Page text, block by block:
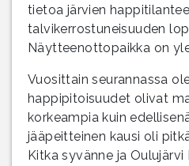
tietoa järvien
talvikerrostuneisuuden
Näytteenottopaikka on
Vuosittain seurannassa
happipitoisuudet olivat
korkeampia kuin
jääpeitteinen kausi oli
Kitka syvänne ja Oulujärvi